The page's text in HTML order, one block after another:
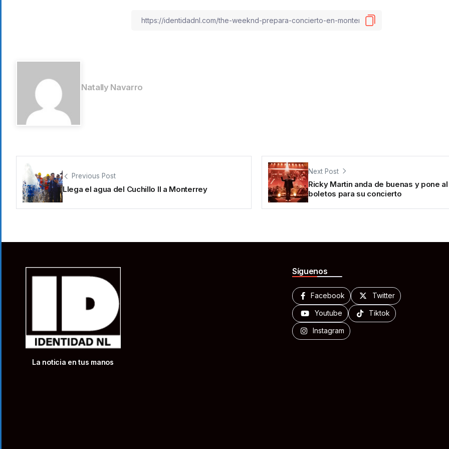
Natally Navarro
Previous Post
Llega el agua del Cuchillo II a Monterrey
Next Post
Ricky Martin anda de buenas y pone al
boletos para su concierto
La noticia en tus manos
Síguenos
Facebook Twitter
Youtube Tiktok
Instagram